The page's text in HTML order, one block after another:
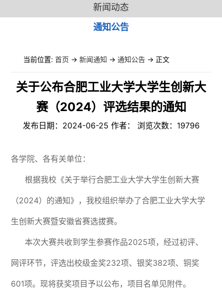
新闻动态
通知公告
当前位置:首页 ->新闻通知 ->通知公告 -> 正文
关于公布合肥工业大学大学生创新大
赛（2024）评选结果的通知
发布日期：2024-06-25 作者： 浏览次数： 19796
各学院、各有关单位：
根据我校《关于举行合肥工业大学大学生创新大赛
（2024）的通知》，我校组织举办了合肥工业大学大学
生创新大赛暨安徽省赛选拔赛。
本次大赛共收到学生参赛作品2025项，经过初评、
网评环节，评选出校级金奖232项、银奖382项、铜奖
601项。现将获奖项目予以公布，项目名单见附件。